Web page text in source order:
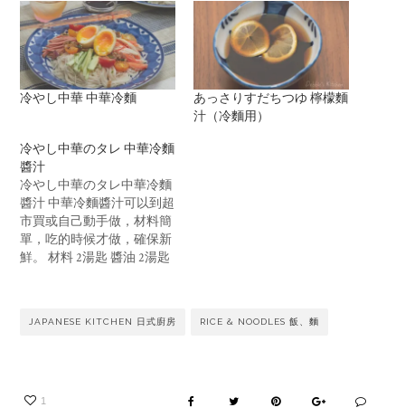
冷やし中華 中華冷麵
あっさりすだちつゆ 檸檬麵
汁（冷麵用）
冷やし中華のタレ 中華冷麵
醬汁
冷やし中華のタレ中華冷麵
醬汁 中華冷麵醬汁可以到超
市買或自己動手做，材料簡
單，吃的時候才做，確保新
鮮。 材料 2湯匙 醬油 2湯匙
醋、味醂放入小鍋內加熱至
立即加砂糖和水降溫]。 然
JAPANESE KITCHEN 日式廚房 RICE & NOODLES 飯、麵
1